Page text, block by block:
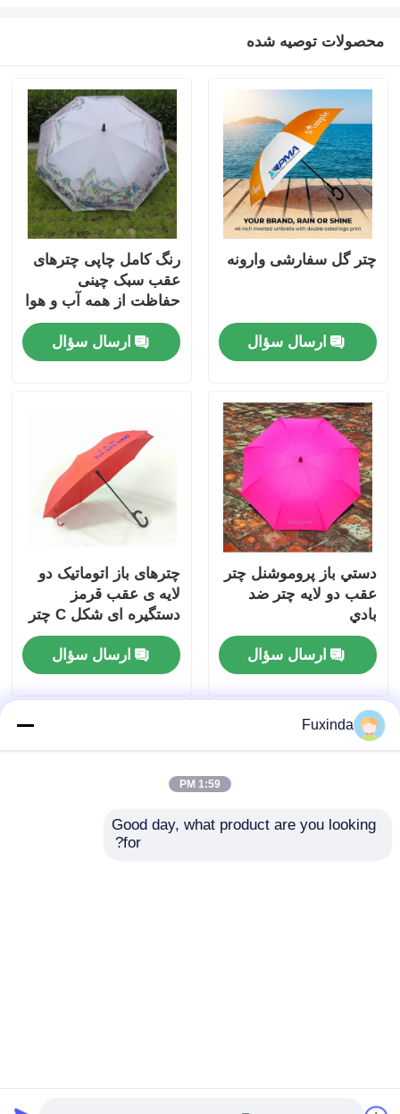
محصولات توصیه شده
چتر گل سفارشی وارونه
ارسال سؤال
رنگ کامل چاپی چترهای
عقب سبک چینی
حفاظت از همه آب و هوا
ارسال سؤال
دستي باز پروموشنل چتر
عقب دو لایه چتر ضد
بادي
ارسال سؤال
چترهای باز اتوماتیک دو
لایه ی عقب قرمز
دستگیره ای شکل C چتر
عقب
ارسال سؤال
Fuxinda
1:59 PM
Good day, what product are you looking
for?